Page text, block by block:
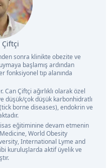
Çiftçi
sonra klinikte obezite ve
başlamış ardından
fonksiyonel tıp alanında
Can Çiftçi ağırlıklı olarak özel
düşük/çok düşük karbonhidratlı
borne diseases), endokrin ve
eğitiminine devam etmenin
World Obesity
International Lyme and
kuruluşlarda aktif üyelik ve